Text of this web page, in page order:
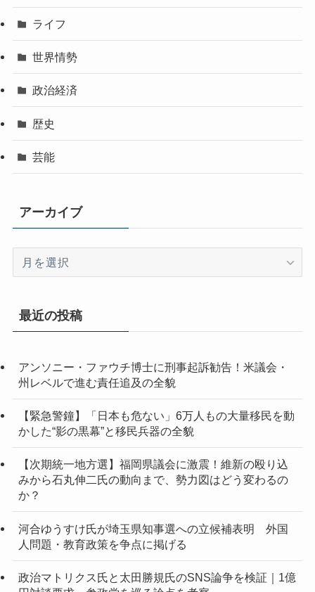
ライフ
世界情勢
政治経済
歴史
芸能
アーカイブ
イ
最近の投稿
アンソニー・ファウチ博士に刑事起訴勧告！米議会・
州レベルで進む責任追及の全貌
【緊急警鐘】「日本も危ない」6万人もの大量移民を動
かした“影の黒幕”と移民兵器の全貌
【次期統一地方選】福岡県議会に激震！維新の殴り込
みから石丸伸二氏の動向まで、勢力図はどう変わるの
か？
河合ゆうすけ氏が埼玉県知事選への立候補表明 外国
人問題・教育政策を争点に掲げる
政治マトリクス氏と太田勝規氏のSNS論争を検証｜1億